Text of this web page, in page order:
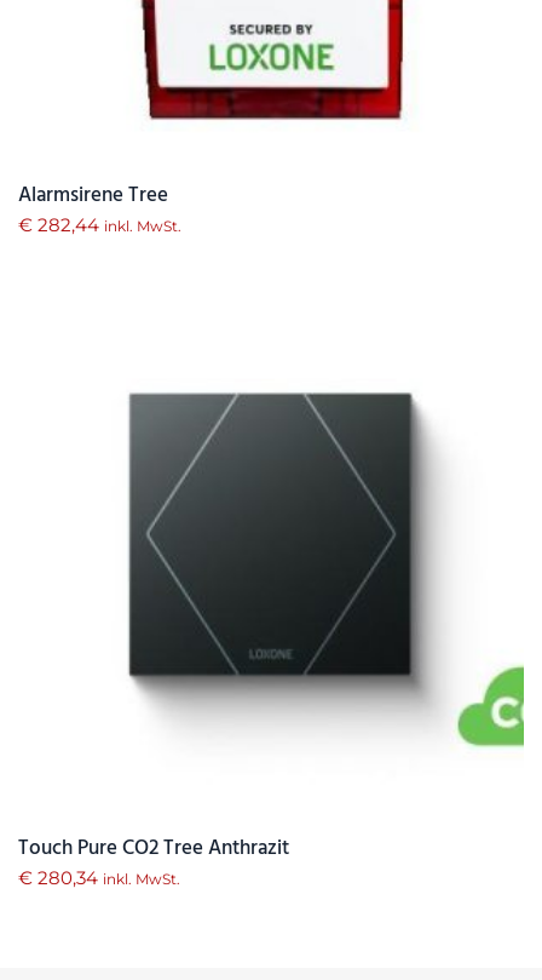
Alarmsirene Tree
€ 282,44 inkl. MwSt.
Touch Pure CO2 Tree Anthrazit
€ 280,34 inkl. MwSt.